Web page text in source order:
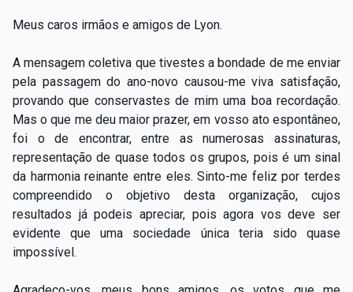
Meus caros irmãos e amigos de Lyon.
A mensagem coletiva que tivestes a bondade de me enviar
pela passagem do ano-novo causou-me viva satisfação,
provando que conservastes de mim uma boa recordação.
Mas o que me deu maior prazer, em vosso ato espontâneo,
foi o de encontrar, entre as numerosas assinaturas,
representação de quase todos os grupos, pois é um sinal
da harmonia reinante entre eles. Sinto-me feliz por terdes
compreendido o objetivo desta organização, cujos
resultados já podeis apreciar, pois agora vos deve ser
evidente que uma sociedade única teria sido quase
impossível.